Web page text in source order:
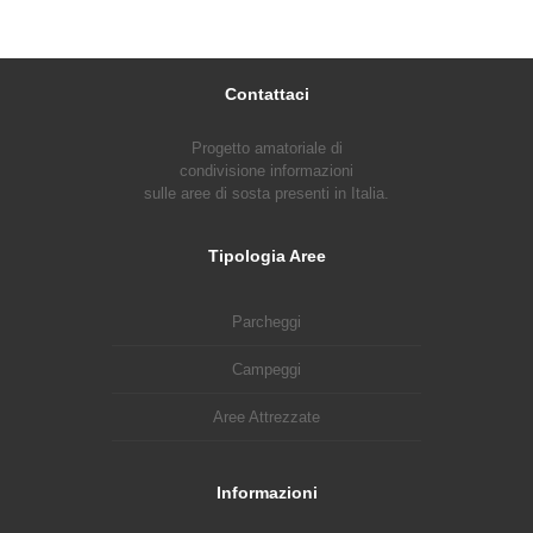
Contattaci
Progetto amatoriale di
condivisione informazioni
sulle aree di sosta presenti in Italia.
Tipologia Aree
Parcheggi
Campeggi
Aree Attrezzate
Informazioni